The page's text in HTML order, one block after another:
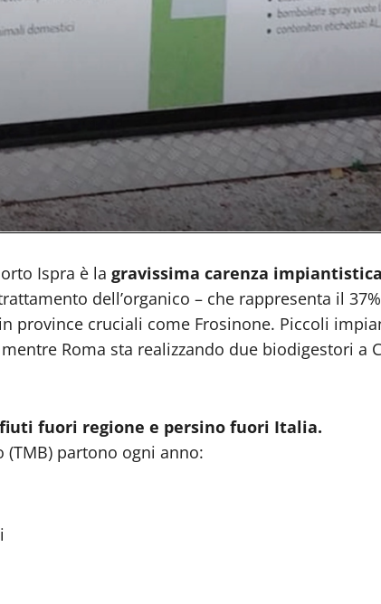
Ispra è la gravissima carenza impiantistica
dell’organico – che rappresenta il
province cruciali come Frosinone. Piccoli
Roma sta realizzando due biodigestori a
fuori regione e persino fuori Italia.
partono ogni anno: